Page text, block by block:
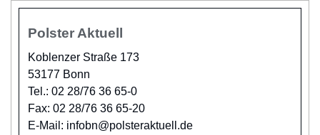
Polster Aktuell
Koblenzer Straße 173
53177 Bonn
Tel.: 02 28/76 36 65-0
Fax: 02 28/76 36 65-20
E-Mail: infobn@polsteraktuell.de